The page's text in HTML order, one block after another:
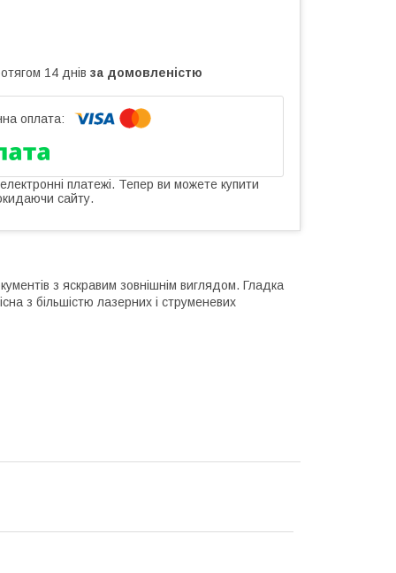
14 днів за домовленістю
платежі. Тепер ви можете купити
сайту.
з яскравим зовнішнім виглядом. Гладка
з більшістю лазерних і струменевих